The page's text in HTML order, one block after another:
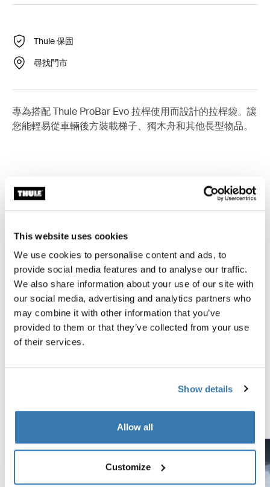
This website uses cookies
We use cookies to personalise content and ads, to
provide social media features and to analyse our traffic.
We also share information about your use of our site with
our social media, advertising and analytics partners who
may combine it with other information that you’ve
provided to them or that they’ve collected from your use
of their services.
Show details
Allow all
Customize
Thule 保固
尋找門市
專為搭配 Thule ProBar Evo 拉桿使用而設計的拉桿袋。讓
您能輕易從車輛後方裝載梯子、獨木舟和其他長型物品。
Toggle features
所有功能
Toggle techspec
技術規格
Toggle guides and instructions
說明
經過極限標準的測試
在瑞典希勒斯托普的 Thule Test Center™，產品都會經過